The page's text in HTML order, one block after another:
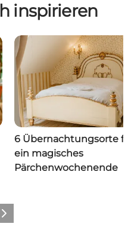
inspirieren
6 Übernachtungsorte
ein magisches
Pärchenwochenende
Weiter